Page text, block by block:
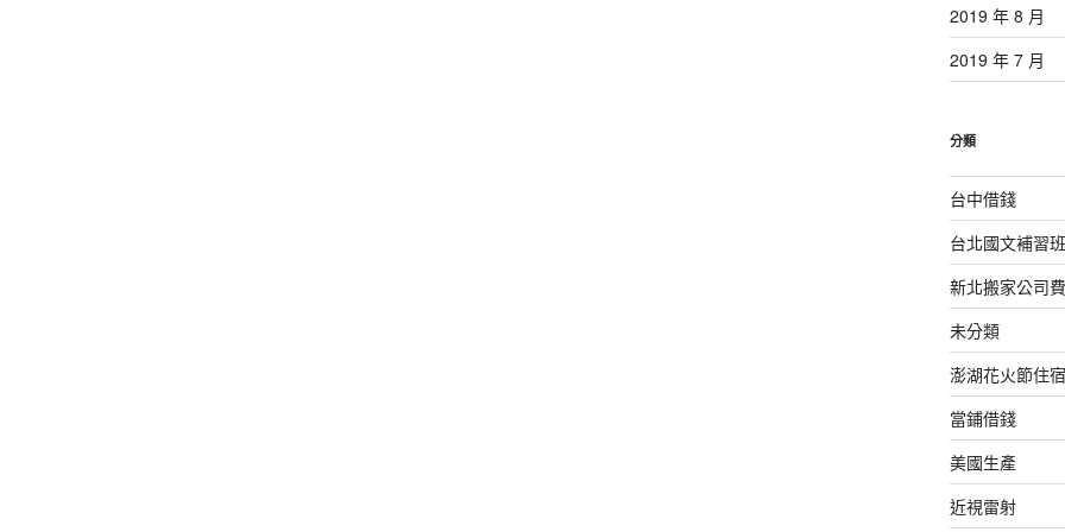
2019 年 8 月
2019 年 7 月
分類
台中借錢
台北國文補習班
新北搬家公司
未分類
澎湖花火節住
當鋪借錢
美國生產
近視雷射